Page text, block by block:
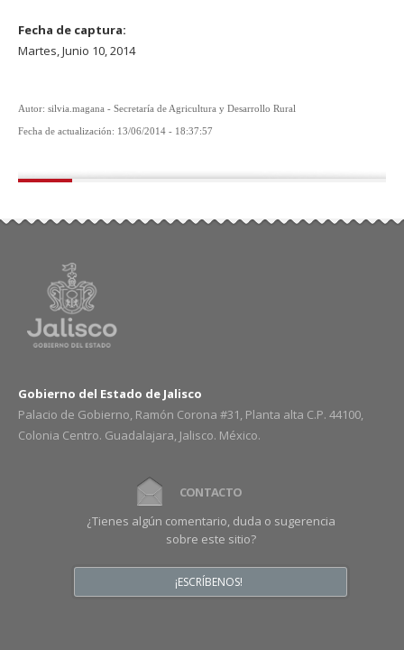
Fecha de captura:
Martes, Junio 10, 2014
Autor: silvia.magana - Secretaría de Agricultura y Desarrollo Rural
Fecha de actualización: 13/06/2014 - 18:37:57
Gobierno del Estado de Jalisco
Palacio de Gobierno, Ramón Corona #31, Planta alta C.P. 44100,
Colonia Centro. Guadalajara, Jalisco. México.
CONTACTO
¿Tienes algún comentario, duda o sugerencia
sobre este sitio?
¡ESCRÍBENOS!